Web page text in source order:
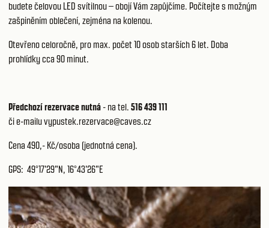
budete čelovou LED svítilnou – obojí Vám zapůjčíme. Počítejte s možným
zašpiněním oblečení, zejména na kolenou.
Otevřeno celoročně, pro max. počet 10 osob starších 6 let. Doba
prohlídky cca 90 minut.
Předchozí rezervace nutná - na tel. 516 439 111
či e-mailuvypustek.rezervace@caves.cz
Cena 490,- Kč/osoba (jednotná cena).
GPS: 49°17'29"N, 16°43'26"E